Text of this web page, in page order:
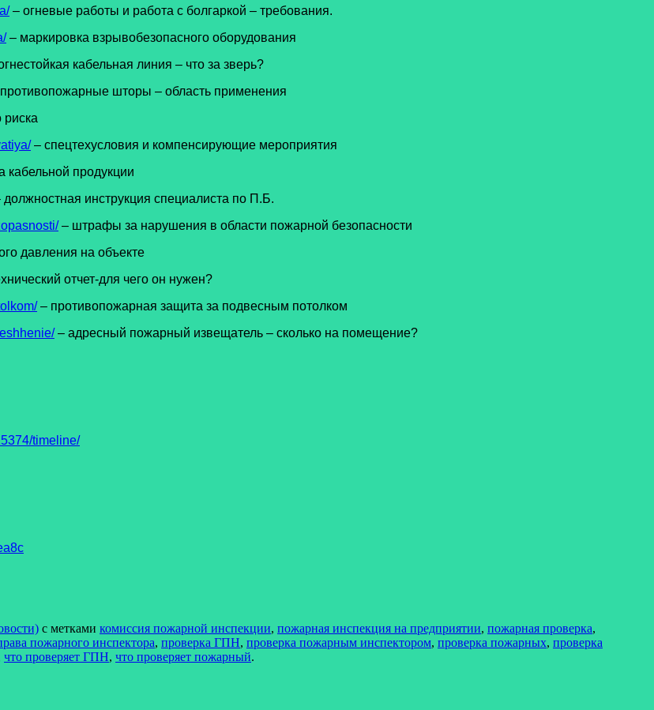
– огневые работы и работа с болгаркой – требования.
– маркировка взрывобезопасного оборудования
кабельная линия – что за зверь?
шторы – область применения
риска
– спецтехусловия и компенсирующие мероприятия
кабельной продукции
инструкция специалиста по П.Б.
– штрафы за нарушения в области пожарной безопасности
давления на объекте
отчет-для чего он нужен?
– противопожарная защита за подвесным потолком
– адресный пожарный извещатель – сколько на помещение?
timeline/
с метками комиссия пожарной инспекции, пожарная инспекция на предприятии, пожарная проверка,
пожарного инспектора, проверка ГПН, проверка пожарным инспектором, проверка пожарных, проверка
что проверяет ГПН, что проверяет пожарный.